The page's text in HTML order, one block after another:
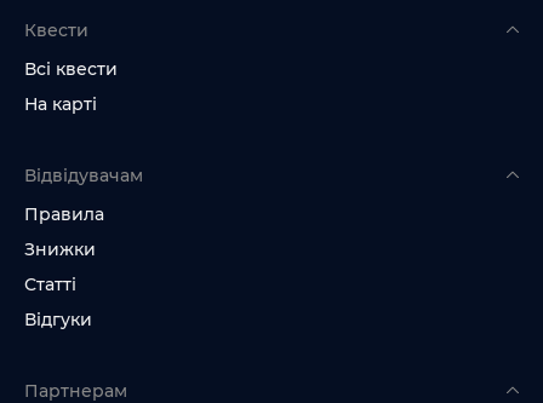
Квести
Всі квести
На карті
Відвідувачам
Правила
Знижки
Статті
Відгуки
Партнерам